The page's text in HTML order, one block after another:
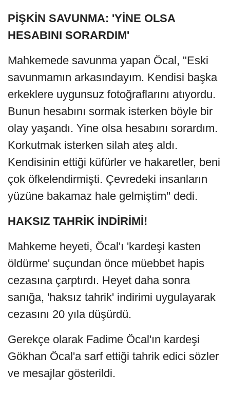
PİŞKİN SAVUNMA: 'YİNE OLSA
HESABINI SORARDIM'
Mahkemede savunma yapan Öcal, "Eski
savunmamın arkasındayım. Kendisi başka
erkeklere uygunsuz fotoğraflarını atıyordu.
Bunun hesabını sormak isterken böyle bir
olay yaşandı. Yine olsa hesabını sorardım.
Korkutmak isterken silah ateş aldı.
Kendisinin ettiği küfürler ve hakaretler, beni
çok öfkelendirmişti. Çevredeki insanların
yüzüne bakamaz hale gelmiştim" dedi.
HAKSIZ TAHRİK İNDİRİMİ!
Mahkeme heyeti, Öcal'ı 'kardeşi kasten
öldürme' suçundan önce müebbet hapis
cezasına çarptırdı. Heyet daha sonra
sanığa, 'haksız tahrik' indirimi uygulayarak
cezasını 20 yıla düşürdü.
Gerekçe olarak Fadime Öcal'ın kardeşi
Gökhan Öcal'a sarf ettiği tahrik edici sözler
ve mesajlar gösterildi.